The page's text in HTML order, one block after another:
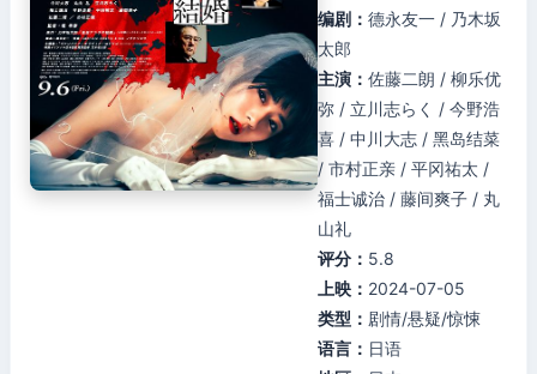
编剧： 德永友一 / 乃木坂
太郎
主演： 佐藤二朗 / 柳乐优
弥 / 立川志らく / 今野浩
喜 / 中川大志 / 黑岛结菜
/ 市村正亲 / 平冈祐太 /
福士诚治 / 藤间爽子 / 丸
山礼
评分： 5.8
上映： 2024-07-05
类型： 剧情/悬疑/惊悚
语言： 日语